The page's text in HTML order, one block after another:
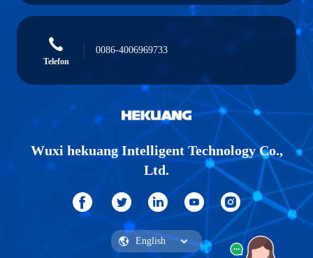
Telefon
0086-4006969733
Wuxi hekuang Intelligent Technology Co.,
Ltd.